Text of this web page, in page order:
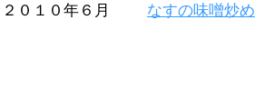
２０１０年６月 なすの味噌炒め